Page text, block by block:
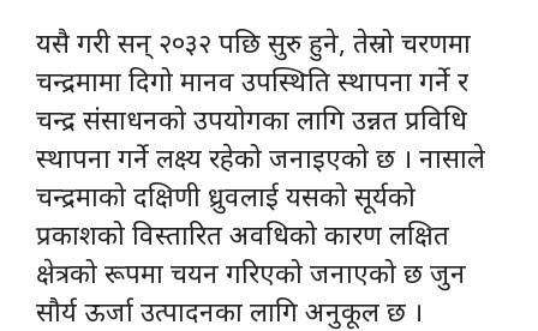
यसै गरी सन् २०३२ पछि सुरु हुने, तेस्रो चरणमा
चन्द्रमामा दिगो मानव उपस्थिति स्थापना गर्ने र
चन्द्र संसाधनको उपयोगका लागि उन्नत प्रविधि
स्थापना गर्ने लक्ष्य रहेको जनाइएको छ । नासाले
चन्द्रमाको दक्षिणी ध्रुवलाई यसको सूर्यको
प्रकाशको विस्तारित अवधिको कारण लक्षित
क्षेत्रको रूपमा चयन गरिएको जनाएको छ जुन
सौर्य ऊर्जा उत्पादनका लागि अनुकूल छ ।